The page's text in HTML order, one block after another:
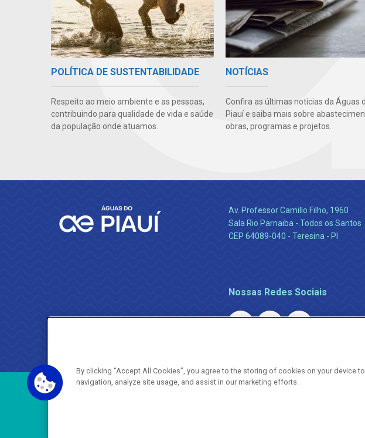
POLÍTICA DE SUSTENTABILIDADE
Respeito ao meio ambiente e as pessoas,
contribuindo para qualidade de vida e saúde
da população onde atuamos.
NOTÍCIAS
Confira as últimas notícias da Águas
Piauí e saiba mais sobre
obras, programas e projetos.
Av. Professor Camillo Filho, 1960
Sala Rio Parnaiba - Todos os Santos
CEP 64089-040 - Teresina - PI
Nossas Redes Sociais
By clicking “Accept All Cookies”, you agree to the storing of cookies on your device
navigation, analyze site usage, and assist in our marketing efforts.